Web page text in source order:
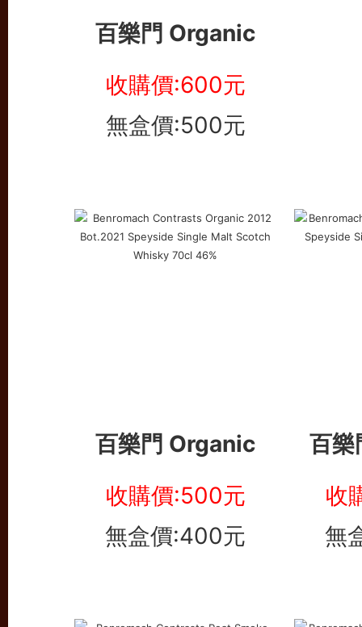
百樂門 Organic
收購價:600元
無盒價:500元
百樂門 Organic
百
收購價:500元
無盒價:400元
收
無